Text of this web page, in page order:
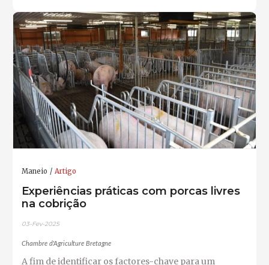
Maneio Artigo
Experiências práticas com porcas livres
na cobrição
03-Fev-2025
Chambre d'Agriculture Bretagne
A fim de identificar os factores-chave para um